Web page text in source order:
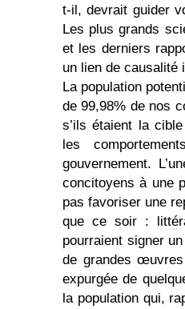
t-il, devrait guider
Les plus grands
et les derniers
un lien de causalité
La population
de 99,98% de nos
s’ils étaient la
les
gouvernement.
concitoyens à une
pas favoriser une
que ce soir :
pourraient signer
de grandes
expurgée de
la population qui,